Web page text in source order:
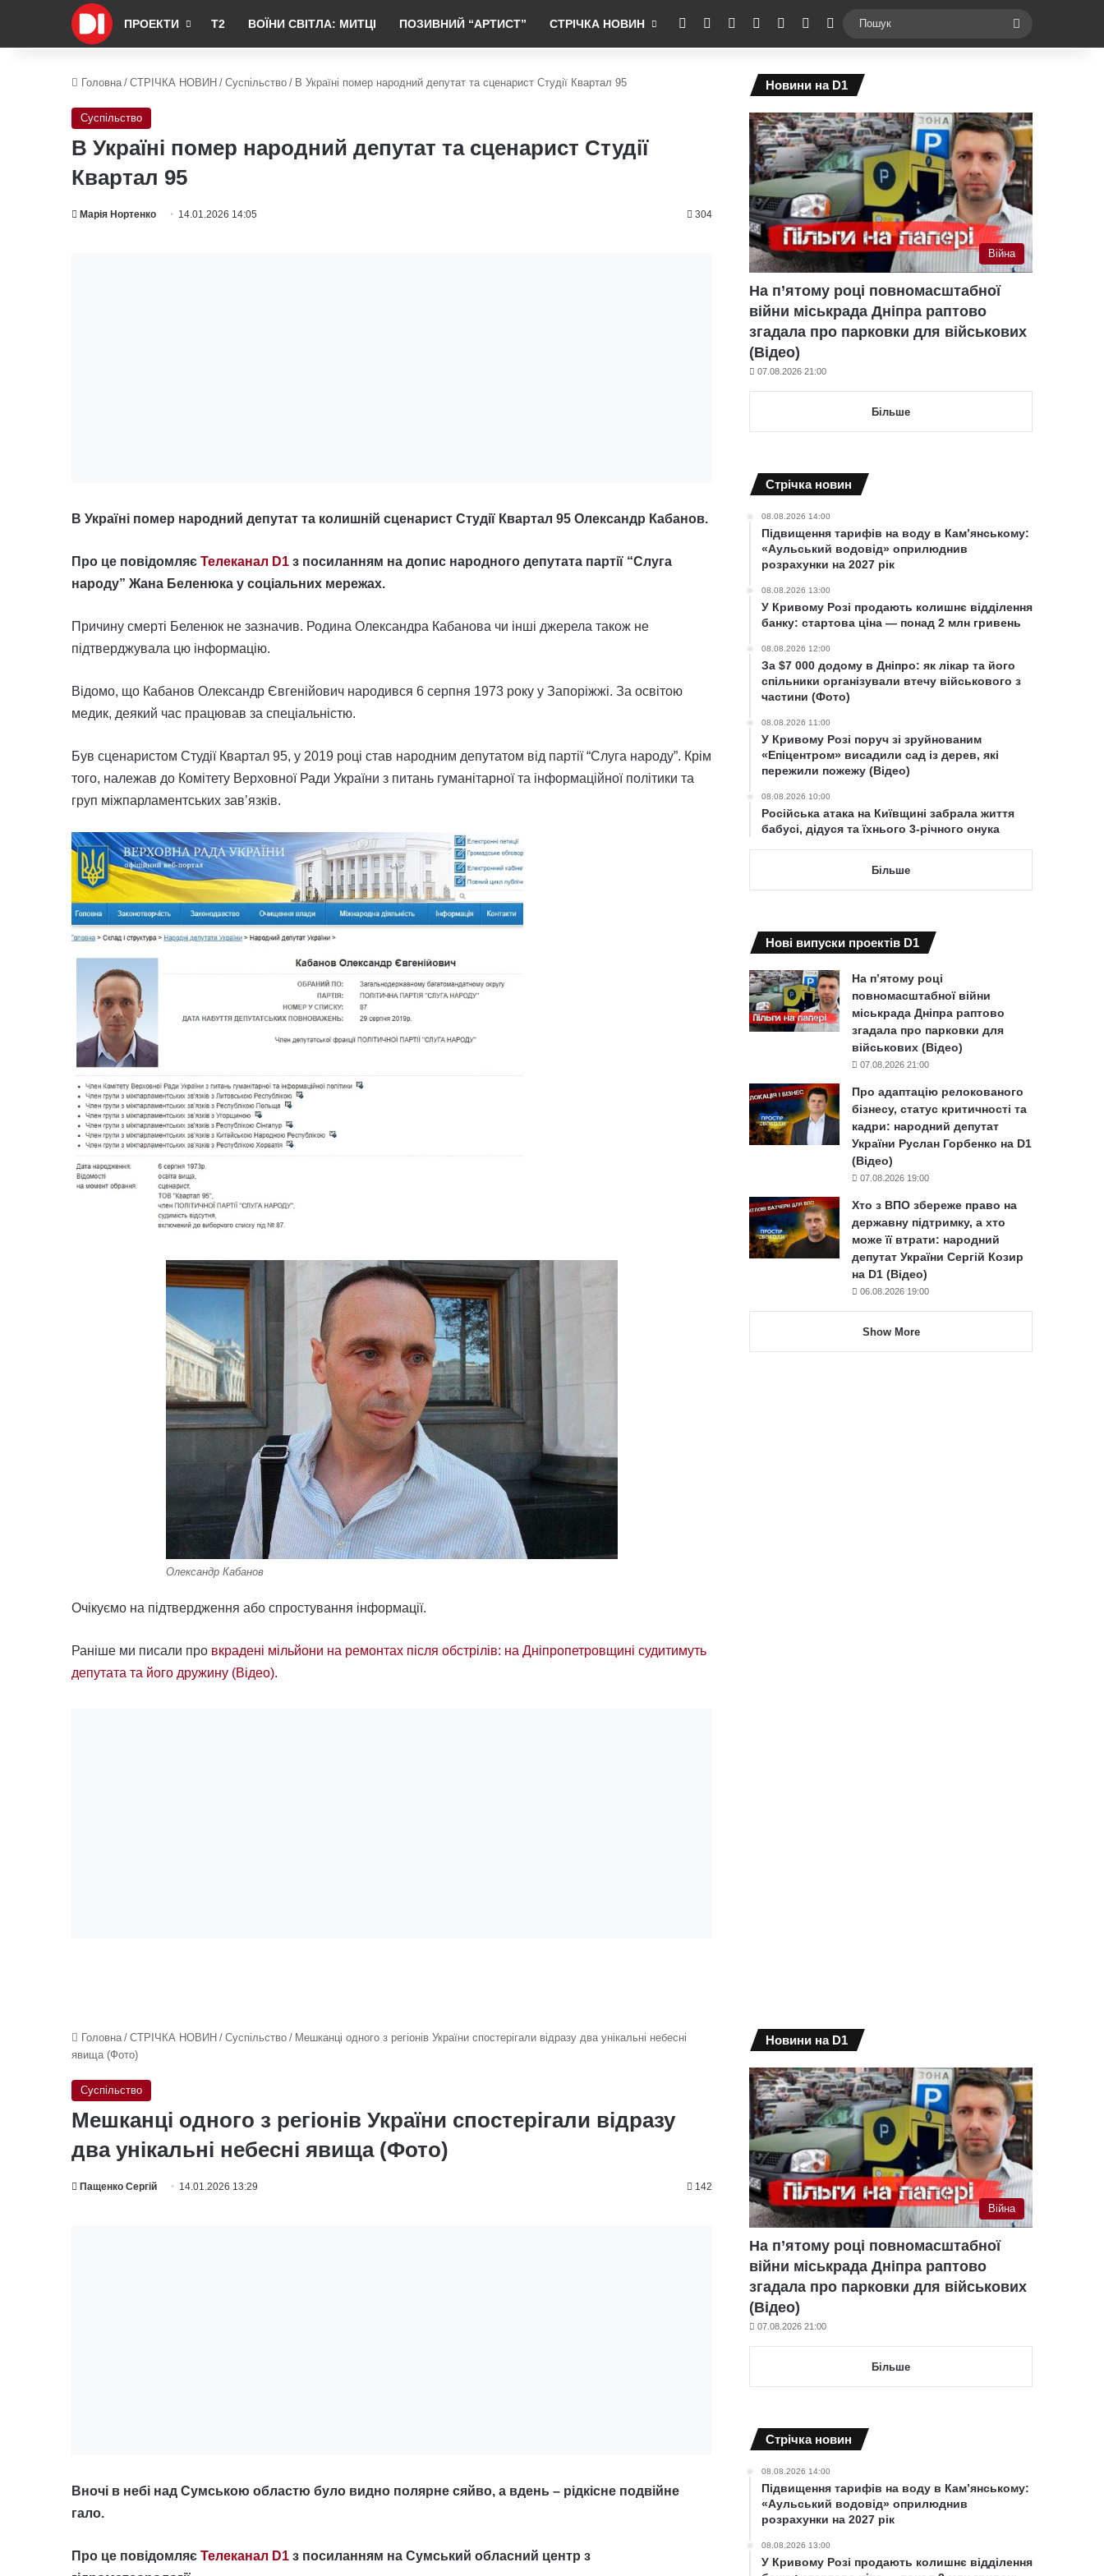
ПРОЕКТИ Т2 ВОЇНИ СВІТЛА: МИТЦІ ПОЗИВНИЙ “АРТИСТ” СТРІЧКА НОВИН RSS Facebook YouTubeInstagramTelegramSwitch skin
Головна / СТРІЧКА НОВИН / Суспільство / В Україні помер народний депутат та сценарист Студії Квартал 95
Суспільство
В Україні помер народний депутат та сценарист Студії
Квартал 95
Марія Нортенко 14.01.2026 14:05 304
В Україні помер народний депутат та колишній сценарист Студії Квартал 95 Олександр Кабанов.
Про це повідомляє Телеканал D1 з посиланням на допис народного депутата партії “Слуга
народу” Жана Беленюка у соціальних мережах.
Причину смерті Беленюк не зазначив. Родина Олександра Кабанова чи інші джерела також не
підтверджувала цю інформацію.
Відомо, що Кабанов Олександр Євгенійович народився 6 серпня 1973 року у Запоріжжі. За освітою
медик, деякий час працював за спеціальністю.
Був сценаристом Студії Квартал 95, у 2019 році став народним депутатом від партії “Слуга народу”. Крім
того, належав до Комітету Верховної Ради України з питань гуманітарної та інформаційної політики та
груп міжпарламентських зав’язків.
Олександр Кабанов
Очікуємо на підтвердження або спростування інформації.
Раніше ми писали про вкрадені мільйони на ремонтах після обстрілів: на Дніпропетровщині судитимуть
депутата та його дружину (Відео).
Новини на D1
Війна
На п’ятому році повномасштабної
війни міськрада Дніпра раптово
згадала про парковки для військових
(Відео)
07.08.2026 21:00
Більше
Cтрічка новин
08.08.2026 14:00
Підвищення тарифів на воду в Кам’янському:
«Аульський водовід» оприлюднив
розрахунки на 2027 рік
08.08.2026 13:00
У Кривому Розі продають колишнє відділення
банку: стартова ціна — понад 2 млн гривень
08.08.2026 12:00
За $7 000 додому в Дніпро: як лікар та його
спільники організували втечу військового з
частини (Фото)
08.08.2026 11:00
У Кривому Розі поруч зі зруйнованим
«Епіцентром» висадили сад із дерев, які
пережили пожежу (Відео)
08.08.2026 10:00
Російська атака на Київщині забрала життя
бабусі, дідуся та їхнього 3-річного онука
Більше
Нові випуски проектів D1
На п’ятому році
повномасштабної війни
міськрада Дніпра раптово
згадала про парковки для
військових (Відео)
07.08.2026 21:00
Про адаптацію релокованого
бізнесу, статус критичності та
кадри: народний депутат
України Руслан Горбенко на D1
(Відео)
07.08.2026 19:00
Хто з ВПО збереже право на
державну підтримку, а хто
може її втрати: народний
депутат України Сергій Козир
на D1 (Відео)
06.08.2026 19:00
Show More